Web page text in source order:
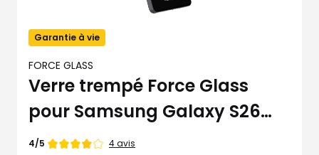
Garantie à vie
FORCE GLASS
Verre trempé Force Glass
pour Samsung Galaxy S26
Ultra
Note
4/5 4 avis